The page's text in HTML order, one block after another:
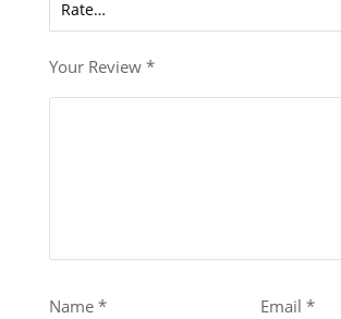
Your Review *
Name * Email *